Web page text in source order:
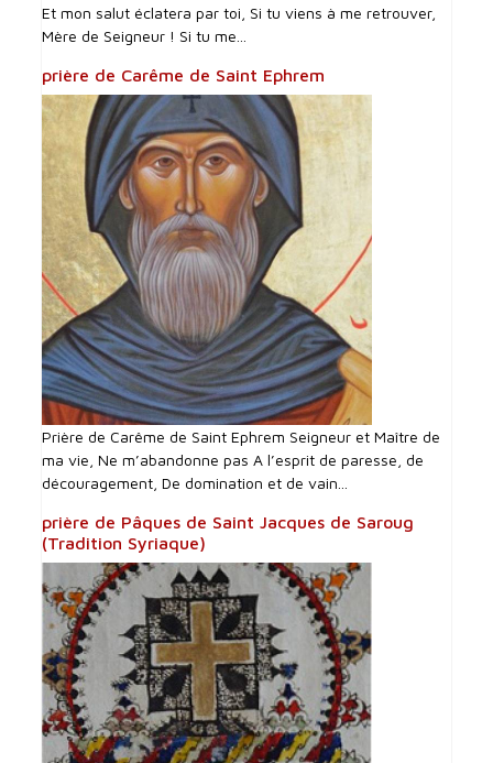
Et mon salut éclatera par toi, Si tu viens à me retrouver,
Mère de Seigneur ! Si tu me...
prière de Carême de Saint Ephrem
Prière de Carême de Saint Ephrem Seigneur et Maître de
ma vie, Ne m’abandonne pas A l’esprit de paresse, de
découragement, De domination et de vain...
prière de Pâques de Saint Jacques de Saroug
(Tradition Syriaque)